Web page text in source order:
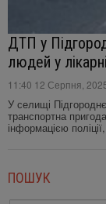
ДТП у
людей у лікарні
11:40 12 Серпня,
У селищі
транспортна
інформацією
ПОШУК